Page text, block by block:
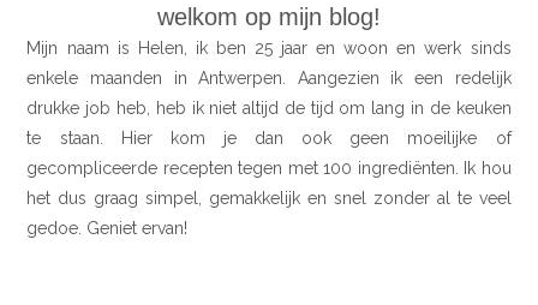
welkom op mijn blog!
Mijn naam is Helen, ik ben 25 jaar en woon en werk sinds
enkele maanden in Antwerpen. Aangezien ik een redelijk
drukke job heb, heb ik niet altijd de tijd om lang in de keuken
te staan. Hier kom je dan ook geen moeilijke of
gecompliceerde recepten tegen met 100 ingrediënten. Ik hou
het dus graag simpel, gemakkelijk en snel zonder al te veel
gedoe. Geniet ervan!